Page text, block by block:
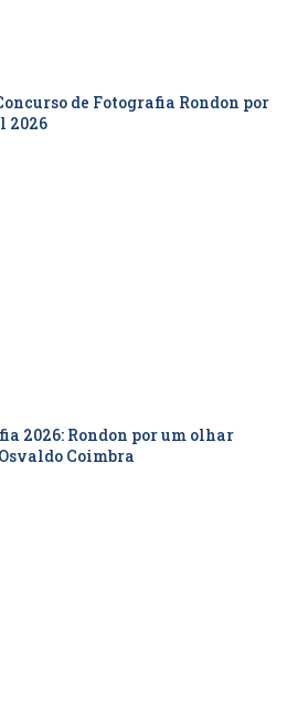
de Fotografia Rondon por
2026
2026: Rondon por um olhar
Coimbra